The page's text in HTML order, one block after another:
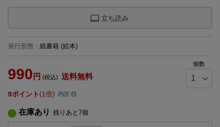
立ち読み
発行形態 ： 紙書籍 (絵本)
990 円 (税込) 送料無料
個数
9ポイント 1倍 内訳
在庫あり 残りあと 7個